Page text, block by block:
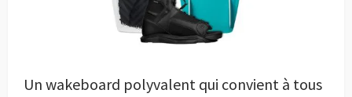
Un wakeboard polyvalent qui convient à tous